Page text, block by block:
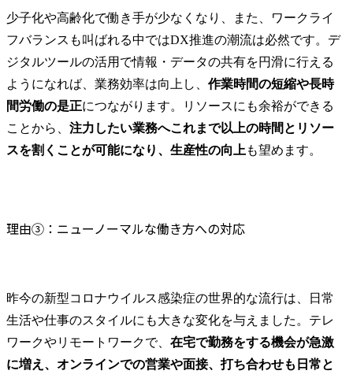
少子化や高齢化で働き手が少なくなり、また、ワークライ
フバランスも叫ばれる中ではDX推進の潮流は必然です。デ
ジタルツールの活用で情報・データの共有を円滑に行える
ようになれば、業務効率は向上し、 作業時間の短縮や長時
間労働の是正につながります。リソースにも余裕ができる
ことから、 注力したい業務へこれまで以上の時間とリソー
スを割くことが可能になり、生産性の向上 も望めます。
理由③：ニューノーマルな働き方への対応
昨今の新型コロナウイルス感染症の世界的な流行は、日常
生活や仕事のスタイルにも大きな変化を与えました。テレ
ワークやリモートワークで、 在宅で勤務をする機会が急激
に増え、オンラインでの営業や面接、打ち合わせも日常と